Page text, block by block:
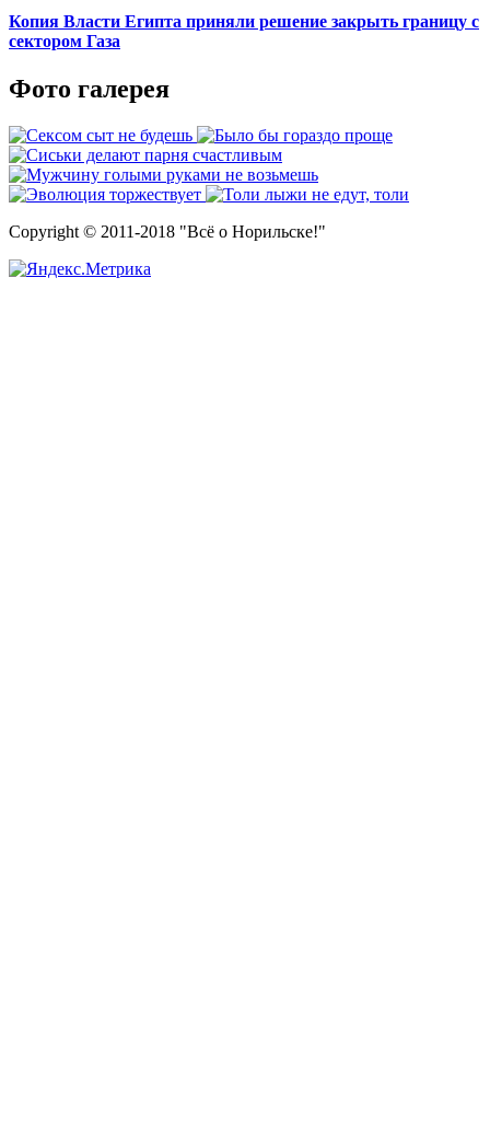
Копия Власти Египта приняли решение закрыть границу с
сектором Газа
Фото галерея
Copyright © 2011-2018 "Всё о Норильске!"